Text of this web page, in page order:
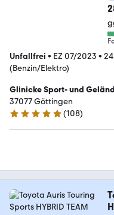
Unfallfrei • EZ 07/2023 •
(Benzin/Elektro)
Glinicke Sport- und
GmbH & Co.KG
37077 Göttingen
4.9 Sterne
(108)